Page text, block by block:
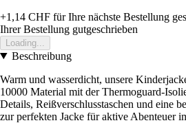
+1,14 CHF für Ihre nächste Bestellung
Ihrer Bestellung gutgeschrieben
Loading...
Beschreibung
Warm und wasserdicht, unsere
10000 Material mit der Thermoguard-
Details, Reißverschlusstaschen und eine
zur perfekten Jacke für aktive Abenteuer